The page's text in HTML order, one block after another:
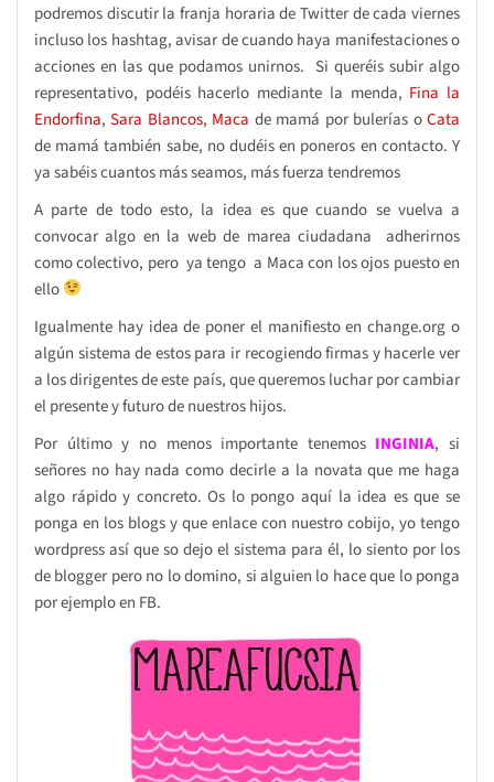
podremos discutir la franja horaria de Twitter de cada viernes
incluso los hashtag, avisar de cuando haya manifestaciones o
acciones en las que podamos unirnos. Si queréis subir algo
representativo, podéis hacerlo mediante la menda, Fina la
Endorfina,Sara Blancos, Maca de mamá por bulerías oCata
de mamá también sabe, no dudéis en poneros en contacto. Y
ya sabéis cuantos más seamos, más fuerza tendremos
A parte de todo esto, la idea es que cuando se vuelva a
convocar algo en la web de marea ciudadana adherirnos
como colectivo, pero ya tengo a Maca con los ojos puesto en
ello
Igualmente hay idea de poner el manifiesto en change.org o
algún sistema de estos para ir recogiendo firmas y hacerle ver
a los dirigentes de este país, que queremos luchar por cambiar
el presente y futuro de nuestros hijos.
Por último y no menos importante tenemos INGINIA, si
señores no hay nada como decirle a la novata que me haga
algo rápido y concreto. Os lo pongo aquí la idea es que se
ponga en los blogs y que enlace con nuestro cobijo, yo tengo
wordpress así que so dejo el sistema para él, lo siento por los
de blogger pero no lo domino, si alguien lo hace que lo ponga
por ejemplo en FB.